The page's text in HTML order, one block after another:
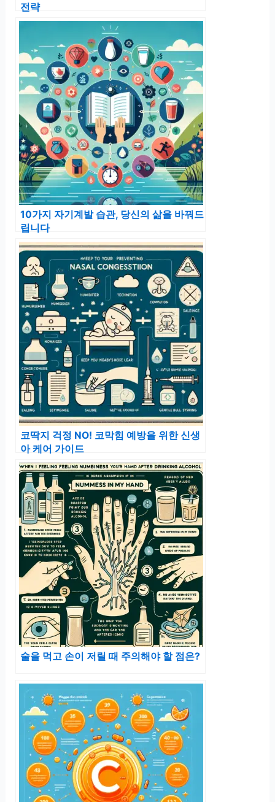
전략
10가지 자기계발 습관, 당신의 삶을 바꿔드
립니다
코딱지 걱정 NO! 코막힘 예방을 위한 신생
아 케어 가이드
술을 먹고 손이 저릴 때 주의해야 할 점은?